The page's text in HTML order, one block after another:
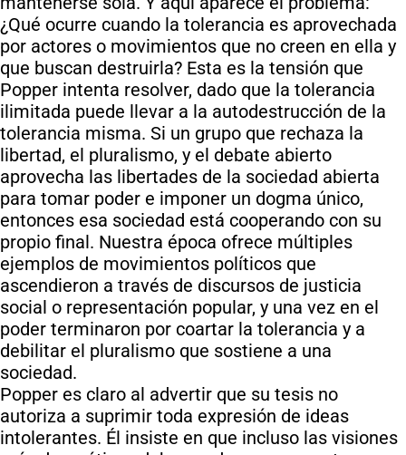
¿Qué ocurre cuando la tolerancia es aprovechada
por actores o movimientos que no creen en ella y
que buscan destruirla? Esta es la tensión que
Popper intenta resolver, dado que la tolerancia
ilimitada puede llevar a la autodestrucción de la
tolerancia misma. Si un grupo que rechaza la
libertad, el pluralismo, y el debate abierto
aprovecha las libertades de la sociedad abierta
para tomar poder e imponer un dogma único,
entonces esa sociedad está cooperando con su
propio final. Nuestra época ofrece múltiples
ejemplos de movimientos políticos que
ascendieron a través de discursos de justicia
social o representación popular, y una vez en el
poder terminaron por coartar la tolerancia y a
debilitar el pluralismo que sostiene a una
sociedad.
Popper es claro al advertir que su tesis no
autoriza a suprimir toda expresión de ideas
intolerantes. Él insiste en que incluso las visiones